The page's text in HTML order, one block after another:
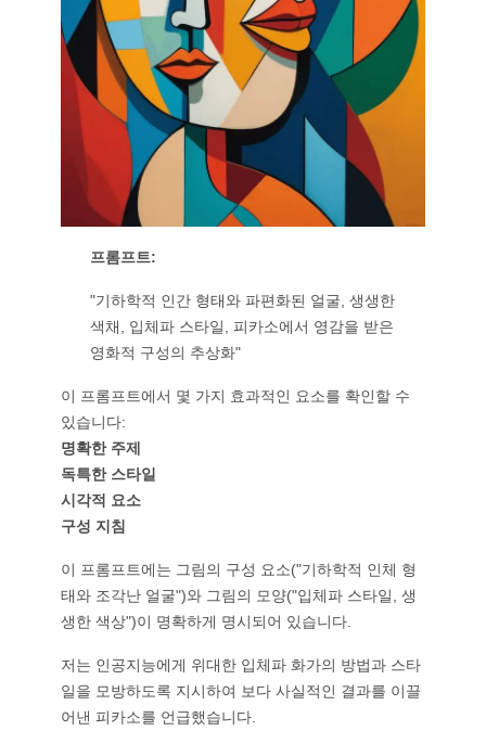
프롬프트:
"기하학적 인간 형태와 파편화된 얼굴, 생생한
색채, 입체파 스타일, 피카소에서 영감을 받은
영화적 구성의 추상화"
이 프롬프트에서 몇 가지 효과적인 요소를 확인할 수
있습니다:
명확한 주제
독특한 스타일
시각적 요소
구성 지침
이 프롬프트에는 그림의 구성 요소("기하학적 인체 형
태와 조각난 얼굴")와 그림의 모양("입체파 스타일, 생
생한 색상")이 명확하게 명시되어 있습니다.
저는 인공지능에게 위대한 입체파 화가의 방법과 스타
일을 모방하도록 지시하여 보다 사실적인 결과를 이끌
어낸 피카소를 언급했습니다.